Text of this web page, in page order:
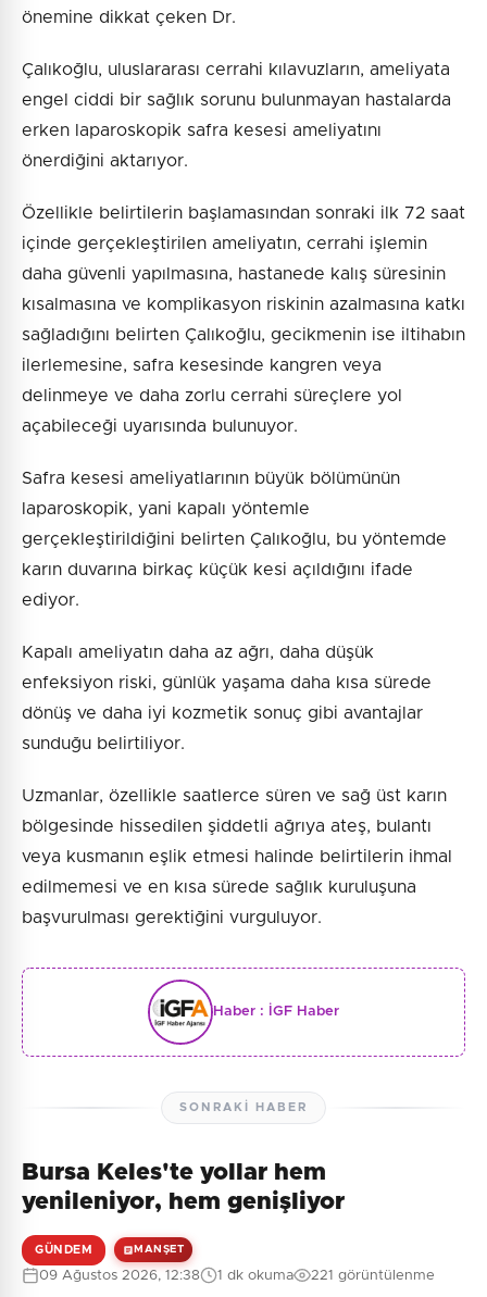
önemine dikkat çeken Dr.
Çalıkoğlu, uluslararası cerrahi kılavuzların, ameliyata
engel ciddi bir sağlık sorunu bulunmayan hastalarda
erken laparoskopik safra kesesi ameliyatını
önerdiğini aktarıyor.
Özellikle belirtilerin başlamasından sonraki ilk 72 saat
içinde gerçekleştirilen ameliyatın, cerrahi işlemin
daha güvenli yapılmasına, hastanede kalış süresinin
kısalmasına ve komplikasyon riskinin azalmasına katkı
sağladığını belirten Çalıkoğlu, gecikmenin ise iltihabın
ilerlemesine, safra kesesinde kangren veya
delinmeye ve daha zorlu cerrahi süreçlere yol
açabileceği uyarısında bulunuyor.
Safra kesesi ameliyatlarının büyük bölümünün
laparoskopik, yani kapalı yöntemle
gerçekleştirildiğini belirten Çalıkoğlu, bu yöntemde
karın duvarına birkaç küçük kesi açıldığını ifade
ediyor.
Kapalı ameliyatın daha az ağrı, daha düşük
enfeksiyon riski, günlük yaşama daha kısa sürede
dönüş ve daha iyi kozmetik sonuç gibi avantajlar
sunduğu belirtiliyor.
Uzmanlar, özellikle saatlerce süren ve sağ üst karın
bölgesinde hissedilen şiddetli ağrıya ateş, bulantı
veya kusmanın eşlik etmesi halinde belirtilerin ihmal
edilmemesi ve en kısa sürede sağlık kuruluşuna
başvurulması gerektiğini vurguluyor.
Haber : İGF Haber
SONRAKI HABER
Bursa Keles'te yollar hem
yenileniyor, hem genişliyor
GÜNDEM MANŞET
09 Ağustos 2026, 12:38 1 dk okuma 221 görüntülenme